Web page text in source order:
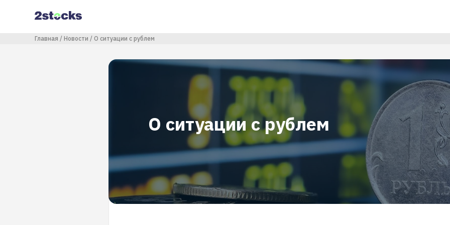
содержанию
Строка навигации
Главная Новости О ситуации с рублем
О ситуации с рублем